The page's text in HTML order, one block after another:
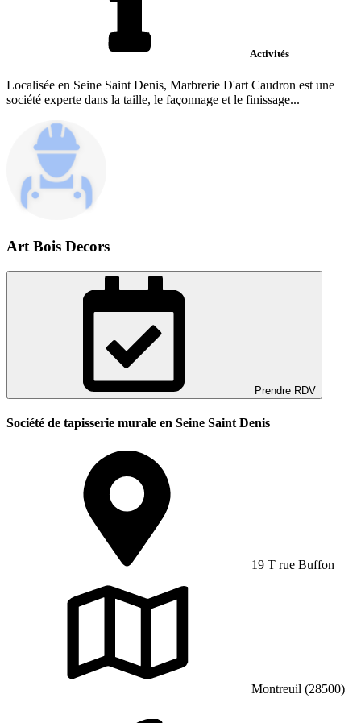
Activités
Localisée en Seine Saint Denis, Marbrerie D'art Caudron est une
société experte dans la taille, le façonnage et le finissage...
Art Bois Decors
Prendre RDV
Société de tapisserie murale en Seine Saint Denis
19 T rue Buffon
Montreuil (28500)